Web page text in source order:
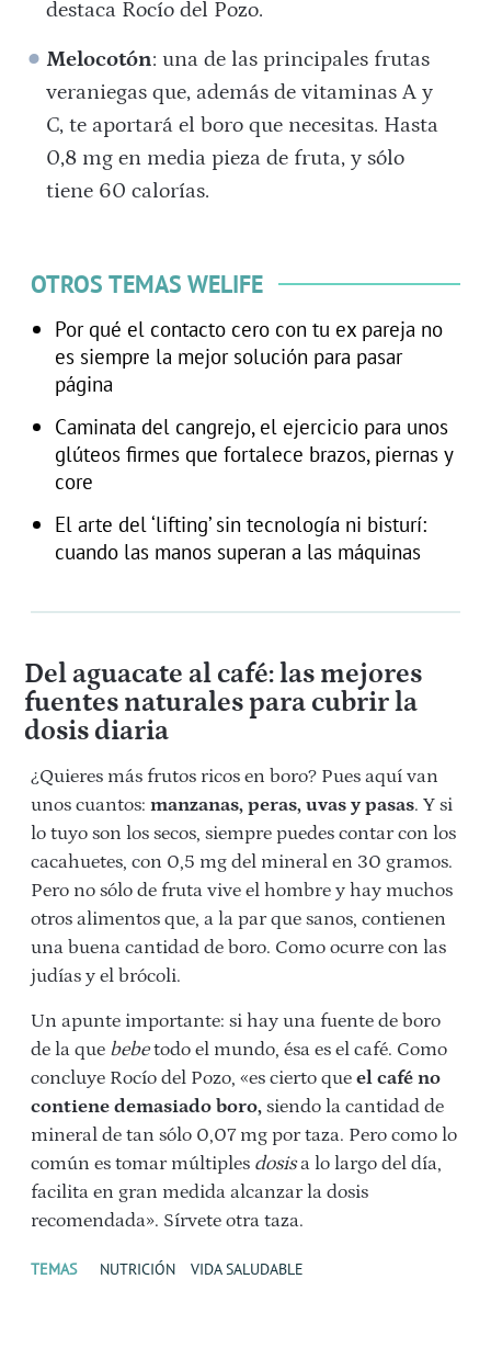
destaca Rocío del Pozo.
Melocotón: una de las principales frutas
veraniegas que, además de vitaminas A y
C, te aportará el boro que necesitas. Hasta
0,8 mg en media pieza de fruta, y sólo
tiene 60 calorías.
OTROS TEMAS WELIFE
Por qué el contacto cero con tu ex pareja no
es siempre la mejor solución para pasar
página
Caminata del cangrejo, el ejercicio para unos
glúteos firmes que fortalece brazos, piernas y
core
El arte del ‘lifting’ sin tecnología ni bisturí:
cuando las manos superan a las máquinas
Del aguacate al café: las mejores
fuentes naturales para cubrir la
dosis diaria
¿Quieres más frutos ricos en boro? Pues aquí van
unos cuantos: manzanas, peras, uvas y pasas. Y si
lo tuyo son los secos, siempre puedes contar con los
cacahuetes, con 0,5 mg del mineral en 30 gramos.
Pero no sólo de fruta vive el hombre y hay muchos
otros alimentos que, a la par que sanos, contienen
una buena cantidad de boro. Como ocurre con las
judías y el brócoli.
Un apunte importante: si hay una fuente de boro
de la que bebetodo el mundo, ésa es el café. Como
concluye Rocío del Pozo, «es cierto que el café no
contiene demasiado boro, siendo la cantidad de
mineral de tan sólo 0,07 mg por taza. Pero como lo
común es tomar múltiples dosisa lo largo del día,
facilita en gran medida alcanzar la dosis
recomendada». Sírvete otra taza.
TEMAS NUTRICIÓN VIDA SALUDABLE